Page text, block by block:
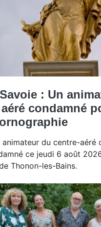
: Un
condamné
animateur du centre-aéré
ce jeudi 6 août
Thonon-les-Bains.